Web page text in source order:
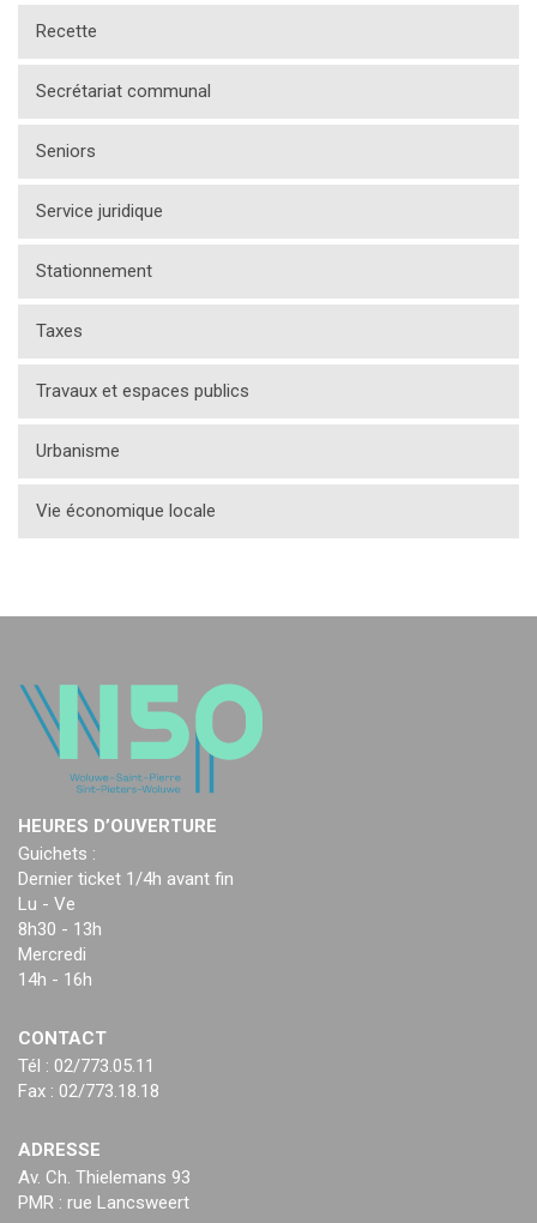
Recette
Secrétariat communal
Seniors
Service juridique
Stationnement
Taxes
Travaux et espaces publics
Urbanisme
Vie économique locale
HEURES D’OUVERTURE
Guichets :
Dernier ticket 1/4h avant fin
Lu - Ve
8h30 - 13h
Mercredi
14h - 16h
CONTACT
Tél : 02/773.05.11
Fax : 02/773.18.18
ADRESSE
Av. Ch. Thielemans 93
PMR : rue Lancsweert